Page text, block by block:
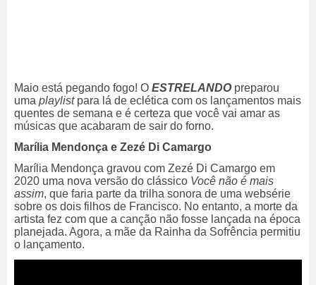
Maio está pegando fogo! O ESTRELANDOpreparou
uma playlist para lá de eclética com os lançamentos mais
quentes de semana e é certeza que você vai amar as
músicas que acabaram de sair do forno.
Marília Mendonça e Zezé Di Camargo
Marília Mendonça gravou com Zezé Di Camargo em
2020 uma nova versão do clássico Você não é mais
assim, que faria parte da trilha sonora de uma websérie
sobre os dois filhos de Francisco. No entanto, a morte da
artista fez com que a canção não fosse lançada na época
planejada. Agora, a mãe da Rainha da Sofrência permitiu
o lançamento.